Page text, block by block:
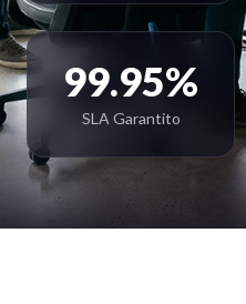
99.95%
SLA Garantito